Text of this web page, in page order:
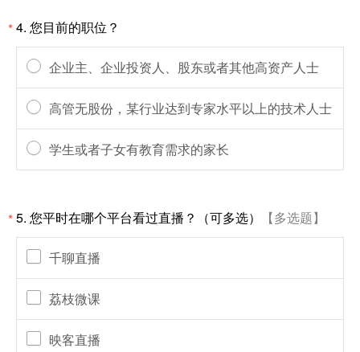
*4. 您目前的职位？
企业主、企业投资人、股东或者其他高资产人士
高管无股份，某行业达到专家水平以上的技术人士
学生或者子女有教育需求的家长
*5. 您平时在哪个平台看过直播？（可多选） 【多选题】
千聊直播
荔枝微课
映客直播